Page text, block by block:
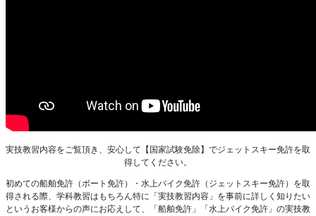
実技教習内容をご覧頂き、安心して【国家試験免除】でジェットスキー免許を取
得してください。
初めての船舶免許（ボート免許）・水上バイク免許（ジェットスキー免許）を取
得される際、学科教習はもちろん特に「実技教習内容」を事前に詳しく知りたい
というお客様からの声にお応えして、「船舶免許」「水上バイク免許」の実技教